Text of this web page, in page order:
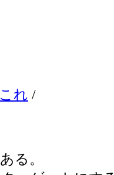
れ /
る。